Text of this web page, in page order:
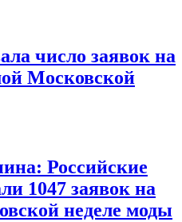
число заявок на
Московской
Российские
1047 заявок на
неделе моды